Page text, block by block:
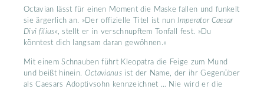
Octavian lässt für einen Moment die Maske fallen und funkelt
sie ärgerlich an. »Der offizielle Titel ist nunImperator Caesar
Divi filius«, stellt er in verschnupftem Tonfall fest. »Du
könntest dich langsam daran gewöhnen.«
Mit einem Schnauben führt Kleopatra die Feige zum Mund
und beißt hinein. Octavianusist der Name, der ihr Gegenüber
als Caesars Adoptivsohn kennzeichnet … Nie wird er die